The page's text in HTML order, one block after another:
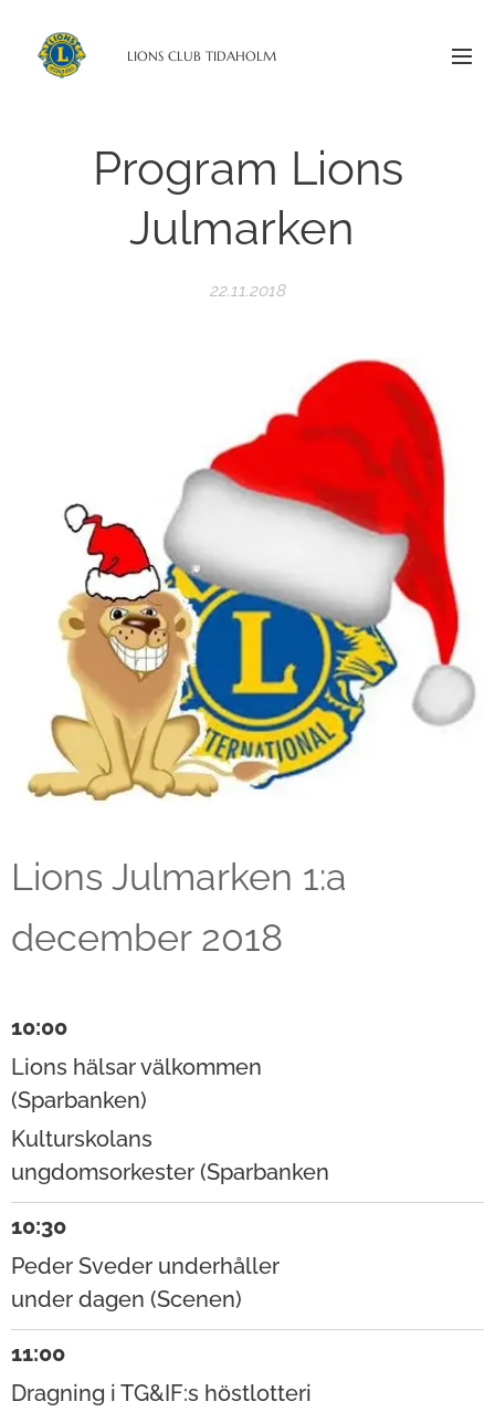
LIONS CLUB TIDAHOLM
Program Lions
Julmarken
22.11.2018
Lions Julmarken 1:a
december 2018
10:00
Lions hälsar välkommen
(Sparbanken)
Kulturskolans
ungdomsorkester (Sparbanken
10:30
Peder Sveder underhåller
under dagen (Scenen)
11:00
Dragning i TG&IF:s höstlotteri